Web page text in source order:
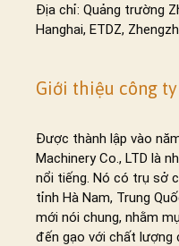
Địa chỉ: Quảng trường
Hanghai, ETDZ,
Giới thiệu công ty
Được thành lập vào
Machinery Co., LTD là
nổi tiếng. Nó có trụ sở
tỉnh Hà Nam, Trung
mới nói chung, nhằm
đến gạo với chất lượng